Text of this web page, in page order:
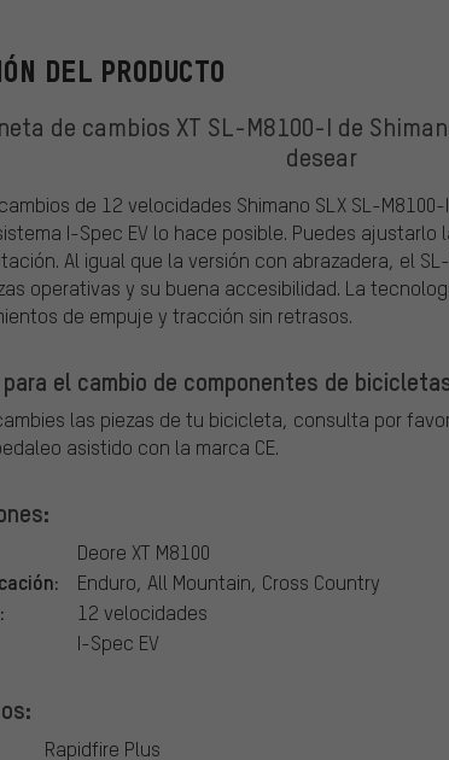
DEL PRODUCTO
de cambios XT SL-M8100-I de
desear
de 12 velocidades Shimano SLX SL-
I-Spec EV lo hace posible. Puedes ajustarlo
Al igual que la versión con abrazadera, el
operativas y su buena accesibilidad. La
de empuje y tracción sin retrasos.
el cambio de componentes de
las piezas de tu bicicleta, consulta por
asistido con la marca CE.
Deore XT M8100
Enduro, All Mountain, Cross Country
12 velocidades
I-Spec EV
Rapidfire Plus